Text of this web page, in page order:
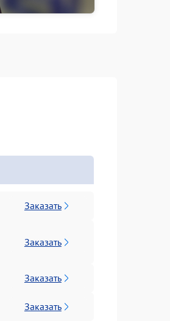
Заказать
Заказать
Заказать
Заказать